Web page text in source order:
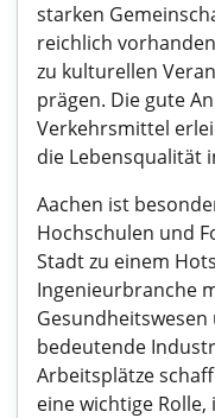
starken
reichlich
zu kulturellen
prägen. Die gute
Verkehrsmittel
die Lebensqualität
Aachen ist
Hochschulen und
Stadt zu einem
Ingenieurbranche
bedeutende
Arbeitsplätze
eine wichtige